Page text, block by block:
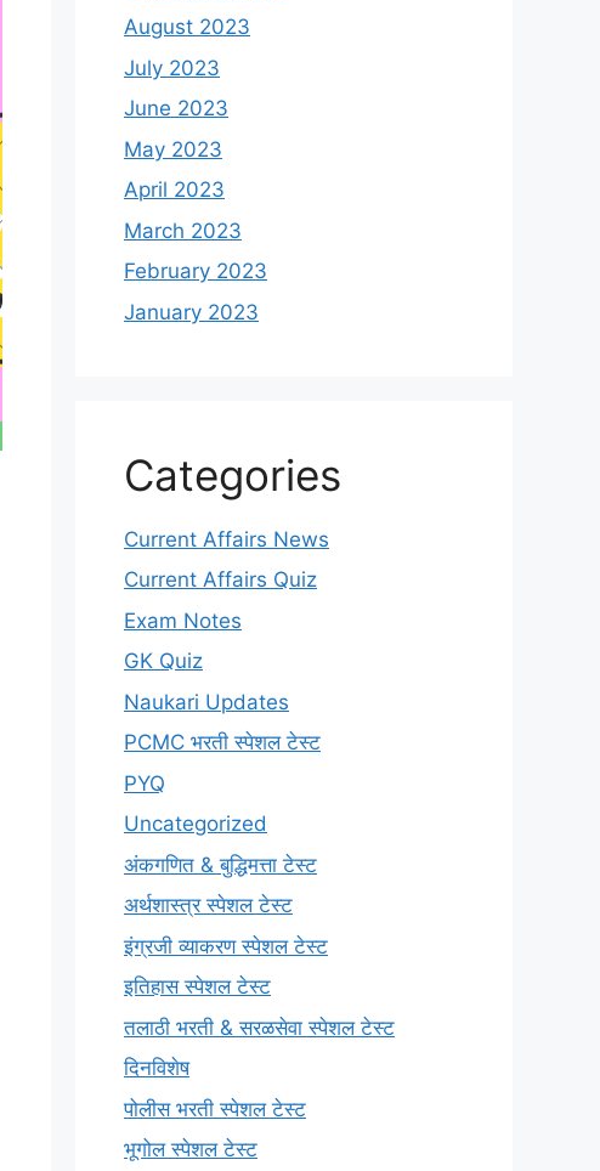
August 2023
July 2023
June 2023
May 2023
April 2023
March 2023
February 2023
January 2023
Categories
Current Affairs News
Current Affairs Quiz
Exam Notes
GK Quiz
Naukari Updates
PCMC भरती स्पेशल टेस्ट
PYQ
Uncategorized
अंकगणित & बुद्धिमत्ता टेस्ट
अर्थशास्त्र स्पेशल टेस्ट
इंग्रजी व्याकरण स्पेशल टेस्ट
इतिहास स्पेशल टेस्ट
तलाठी भरती & सरळसेवा स्पेशल टेस्ट
दिनविशेष
पोलीस भरती स्पेशल टेस्ट
भूगोल स्पेशल टेस्ट